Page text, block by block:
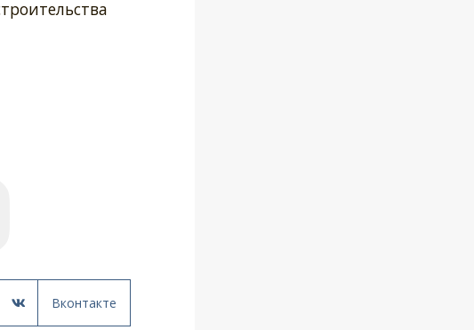
Вконтакте